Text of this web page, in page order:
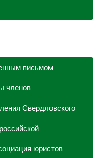
письмом
членов
Свердловского
юристов